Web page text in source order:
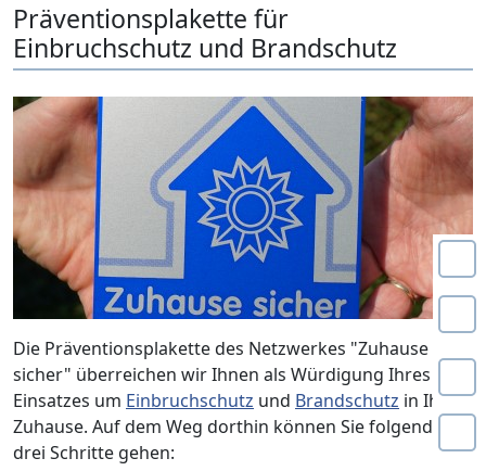
Präventionsplakette für
Einbruchschutz und Brandschutz
Die Präventionsplakette des Netzwerkes "Zuhause
sicher" überreichen wir Ihnen als Würdigung Ihres
Einsatzes um Einbruchschutz und Brandschutz in Ihrem
Zuhause. Auf dem Weg dorthin können Sie folgende
drei Schritte gehen: